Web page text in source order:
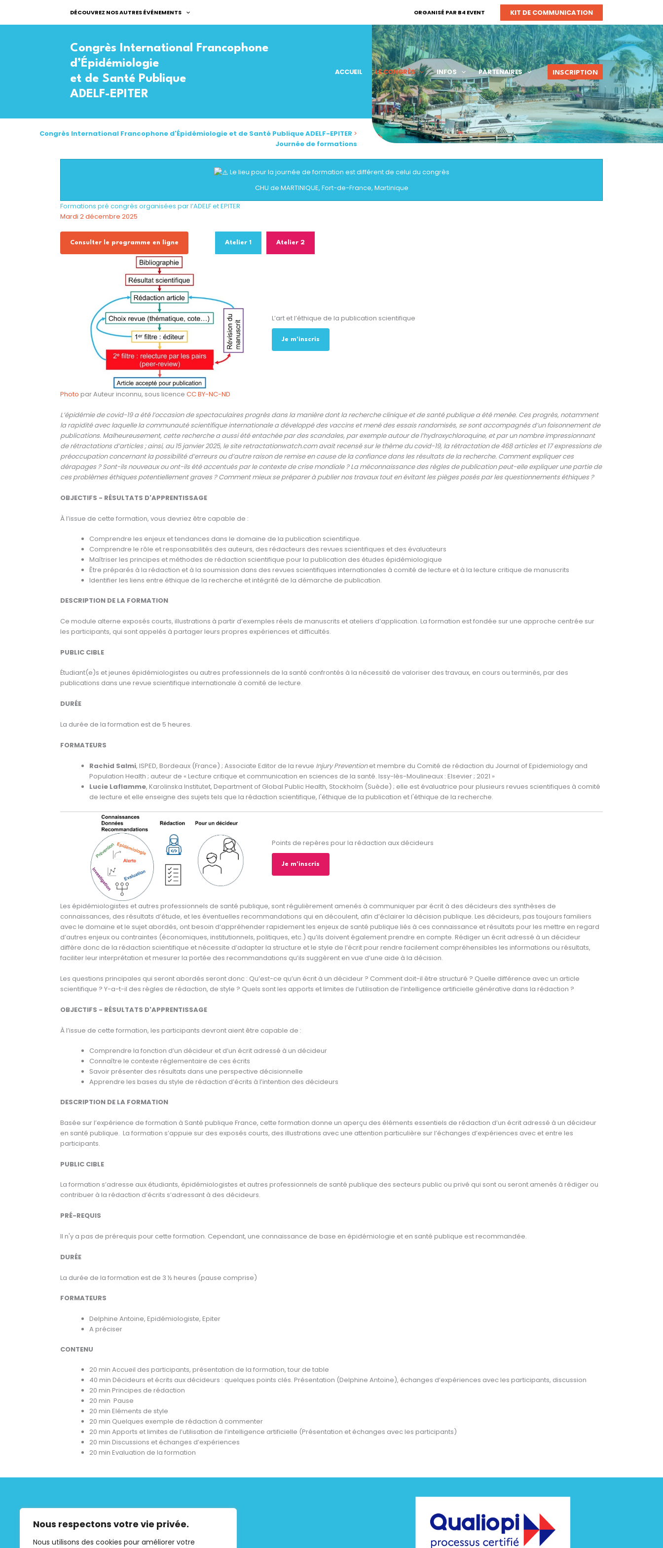
Nous respectons votre vie privée.
Nous utilisons des cookies pour améliorer votre
contenu
DÉCOUVREZ NOS AUTRES ÉVÉNEMENTS ORGANISÉ PAR B4 EVENT KIT DE COMMUNICATION
Congrès International Francophone
ACCUEIL LE CONGRÈS INFOS PARTENAIRES INSCRIPTION
Congrès International Francophone d'Épidémiologie et de Santé Publique ADELF-EPITER >
Journée de formations
Le lieu pour la journée de formation est différent de celui du congrès
CHU de MARTINIQUE, Fort-de-France, Martinique
Formations pré congrès organisées par l’ADELF et EPITER
Mardi 2 décembre 2025
Consulter le programme en ligne Atelier 1 Atelier 2
Photo par Auteur inconnu, sous licence CC BY-NC-ND
L’art et l’éthique de la publication scientifique
Je m'inscris
L’épidémie de covid-19 a été l’occasion de spectaculaires progrès dans la manière dont la recherche clinique et de santé publique a été menée. Ces progrès, notamment
la rapidité avec laquelle la communauté scientifique internationale a développé des vaccins et mené des essais randomisés, se sont accompagnés d’un foisonnement de
publications. Malheureusement, cette recherche a aussi été entachée par des scandales, par exemple autour de l’hydroxychloroquine, et par un nombre impressionnant
de rétractations d’articles ; ainsi, au 15 janvier 2025, le site retractationwatch.com avait recensé sur le thème du covid-19, la rétractation de 468 articles et 17 expressions de
préoccupation concernant la possibilité d’erreurs ou d’autre raison de remise en cause de la confiance dans les résultats de la recherche. Comment expliquer ces
dérapages ? Sont-ils nouveaux ou ont-ils été accentués par le contexte de crise mondiale ? La méconnaissance des règles de publication peut-elle expliquer une partie de
ces problèmes éthiques potentiellement graves ? Comment mieux se préparer à publier nos travaux tout en évitant les pièges posés par les questionnements éthiques ?
OBJECTIFS - RÉSULTATS D'APPRENTISSAGE
À l’issue de cette formation, vous devriez être capable de :
Comprendre les enjeux et tendances dans le domaine de la publication scientifique.
Comprendre le rôle et responsabilités des auteurs, des rédacteurs des revues scientifiques et des évaluateurs
Maîtriser les principes et méthodes de rédaction scientifique pour la publication des études épidémiologique
Être préparés à la rédaction et à la soumission dans des revues scientifiques internationales à comité de lecture et à la lecture critique de manuscrits
Identifier les liens entre éthique de la recherche et intégrité de la démarche de publication.
DESCRIPTION DE LA FORMATION
Ce module alterne exposés courts, illustrations à partir d’exemples réels de manuscrits et ateliers d’application. La formation est fondée sur une approche centrée sur
les participants, qui sont appelés à partager leurs propres expériences et difficultés.
PUBLIC CIBLE
Étudiant(e)s et jeunes épidémiologistes ou autres professionnels de la santé confrontés à la nécessité de valoriser des travaux, en cours ou terminés, par des
publications dans une revue scientifique internationale à comité de lecture.
DURÉE
La durée de la formation est de 5 heures.
FORMATEURS
Rachid Salmi, ISPED, Bordeaux (France) ; Associate Editor de la revue Injury Preventionet membre du Comité de rédaction du Journal of Epidemiology and
Population Health ; auteur de « Lecture critique et communication en sciences de la santé. Issy-lès-Moulineaux : Elsevier ; 2021 »
Lucie Laflamme, Karolinska Institutet, Department of Global Public Health, Stockholm (Suède) ; elle est évaluatrice pour plusieurs revues scientifiques à comité
de lecture et elle enseigne des sujets tels que la rédaction scientifique, l'éthique de la publication et l'éthique de la recherche.
Points de repères pour la rédaction aux décideurs
Je m'inscris
Les épidémiologistes et autres professionnels de santé publique, sont régulièrement amenés à communiquer par écrit à des décideurs des synthèses de
connaissances, des résultats d’étude, et les éventuelles recommandations qui en découlent, afin d’éclairer la décision publique. Les décideurs, pas toujours familiers
avec le domaine et le sujet abordés, ont besoin d’appréhender rapidement les enjeux de santé publique liés à ces connaissance et résultats pour les mettre en regard
d’autres enjeux ou contraintes (économiques, institutionnels, politiques, etc.) qu’ils doivent également prendre en compte. Rédiger un écrit adressé à un décideur
diffère donc de la rédaction scientifique et nécessite d’adapter la structure et le style de l’écrit pour rendre facilement compréhensibles les informations ou résultats,
faciliter leur interprétation et mesurer la portée des recommandations qu’ils suggèrent en vue d’une aide à la décision.
Les questions principales qui seront abordés seront donc : Qu’est-ce qu’un écrit à un décideur ? Comment doit-il être structuré ? Quelle différence avec un article
scientifique ? Y-a-t-il des règles de rédaction, de style ? Quels sont les apports et limites de l’utilisation de l’intelligence artificielle générative dans la rédaction ?
OBJECTIFS - RÉSULTATS D'APPRENTISSAGE
À l’issue de cette formation, les participants devront aient être capable de :
Comprendre la fonction d’un décideur et d’un écrit adressé à un décideur
Connaître le contexte réglementaire de ces écrits
Savoir présenter des résultats dans une perspective décisionnelle
Apprendre les bases du style de rédaction d’écrits à l’intention des décideurs
DESCRIPTION DE LA FORMATION
Basée sur l’expérience de formation à Santé publique France, cette formation donne un aperçu des éléments essentiels de rédaction d’un écrit adressé à un décideur
en santé publique. La formation s’appuie sur des exposés courts, des illustrations avec une attention particulière sur l’échanges d’expériences avec et entre les
participants.
PUBLIC CIBLE
La formation s’adresse aux étudiants, épidémiologistes et autres professionnels de santé publique des secteurs public ou privé qui sont ou seront amenés à rédiger ou
contribuer à la rédaction d’écrits s’adressant à des décideurs.
PRÉ-REQUIS
Il n'y a pas de prérequis pour cette formation. Cependant, une connaissance de base en épidémiologie et en santé publique est recommandée.
DURÉE
La durée de la formation est de 3 ½ heures (pause comprise)
FORMATEURS
Delphine Antoine, Epidémiologiste, Epiter
A préciser
CONTENU
20 min Accueil des participants, présentation de la formation, tour de table
40 min Décideurs et écrits aux décideurs : quelques points clés. Présentation (Delphine Antoine), échanges d’expériences avec les participants, discussion
20 min Principes de rédaction
20 min Pause
20 min Eléments de style
20 min Quelques exemple de rédaction à commenter
20 min Apports et limites de l’utilisation de l’intelligence artificielle (Présentation et échanges avec les participants)
20 min Discussions et échanges d’expériences
20 min Evaluation de la formation
ORGANISME FORMATEUR